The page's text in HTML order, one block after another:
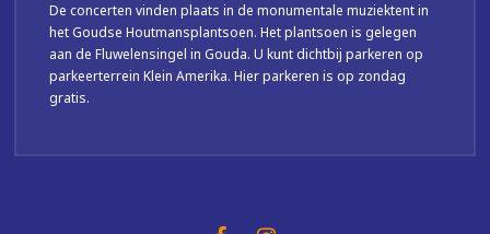
De concerten vinden plaats in de monumentale muziektent in
het Goudse Houtmansplantsoen. Het plantsoen is gelegen
aan de Fluwelensingel in Gouda. U kunt dichtbij parkeren op
parkeerterrein Klein Amerika. Hier parkeren is op zondag
gratis.